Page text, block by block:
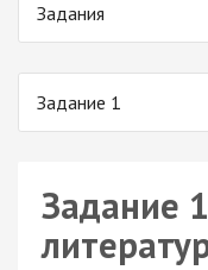
Задания
Задание 1
Задание